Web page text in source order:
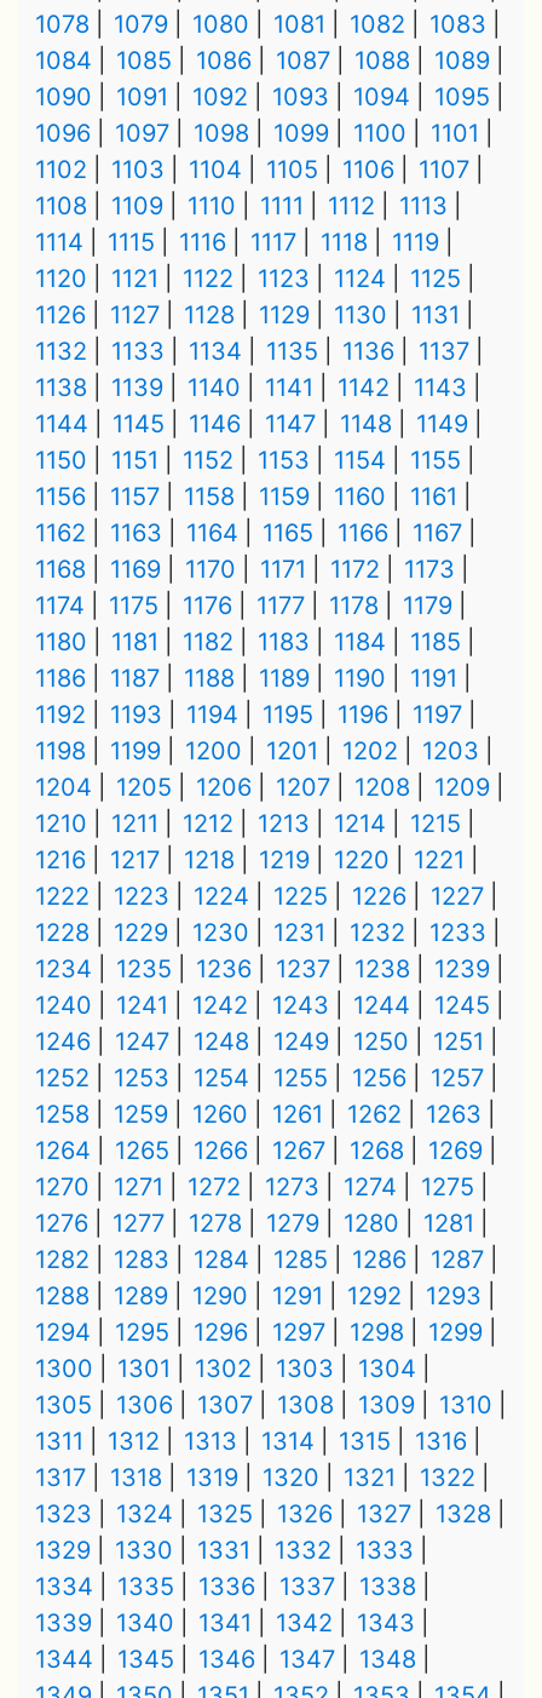
1078
1079 1080 1081 1082
1083
1084
1085 1086 1087 1088
1089
1090
1091 1092 1093 1094
1095
1096
1097 1098 1099 1100
1101
1102
1103 1104 1105 1106
1107
1108
1109 1110 1111 1112
1113
1114
1115 1116 1117 1118
1119
1120
1121 1122 1123 1124
1125
1126
1127 1128 1129 1130
1131
1132
1133 1134 1135 1136
1137
1138
1139 1140 1141 1142
1143
1144
1145 1146 1147 1148
1149
1150
1151 1152 1153 1154
1155
1156
1157 1158 1159 1160
1161
1162
1163 1164 1165 1166
1167
1168
1169 1170 1171 1172
1173
1174
1175 1176 1177 1178
1179
1180
1181 1182 1183 1184
1185
1186
1187 1188 1189 1190
1191
1192
1193 1194 1195 1196
1197
1198
1199 1200 1201 1202
1203
1204
1205 1206 1207 1208
1209
1210
1211 1212 1213 1214
1215
1216
1217 1218 1219 1220
1221
1222
1223 1224 1225 1226
1227
1228
1229 1230 1231 1232
1233
1234
1235 1236 1237 1238
1239
1240
1241 1242 1243 1244
1245
1246
1247 1248 1249 1250
1251
1252
1253 1254 1255 1256
1257
1258
1259 1260 1261 1262
1263
1264
1265 1266 1267 1268
1269
1270
1271 1272 1273 1274
1275
1276
1277 1278 1279 1280
1281
1282
1283 1284 1285 1286
1287
1288
1289 1290 1291 1292
1293
1294
1295 1296 1297 1298
1299
1300
1301 1302 1303
1304
1305
1306 1307 1308 1309
1310
1311
1312 1313 1314 1315
1316
1317
1318 1319 1320 1321
1322
1323
1324 1325 1326 1327
1328
1329
1330 1331 1332
1333
1334
1335 1336 1337
1338
1339
1340 1341 1342
1343
1344
1345 1346 1347
1348